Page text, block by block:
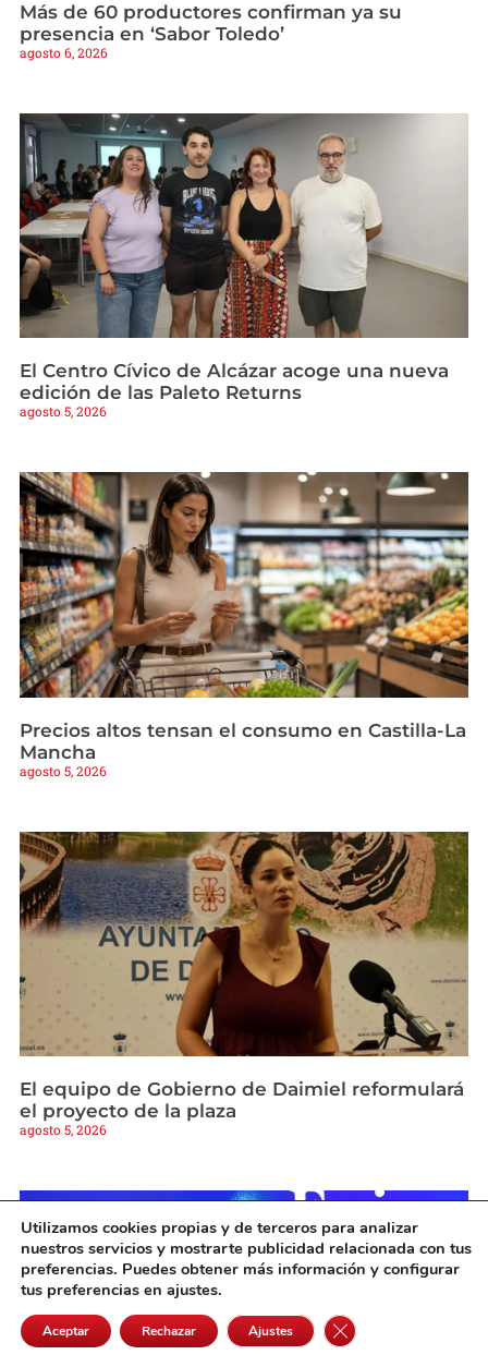
Más de 60 productores confirman ya su
presencia en ‘Sabor Toledo’
agosto 6, 2026
El Centro Cívico de Alcázar acoge una nueva
edición de las Paleto Returns
agosto 5, 2026
Precios altos tensan el consumo en Castilla-La
Mancha
agosto 5, 2026
El equipo de Gobierno de Daimiel reformulará
el proyecto de la plaza
agosto 5, 2026
Utilizamos cookies propias y de terceros para analizar
nuestros servicios y mostrarte publicidad relacionada con tus
preferencias. Puedes obtener más información y configurar
tus preferencias en ajustes.
Aceptar Rechazar Ajustes Cerrar el banner de